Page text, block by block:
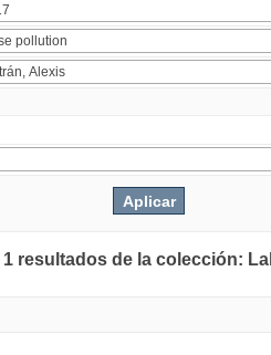
resultados de la colección: